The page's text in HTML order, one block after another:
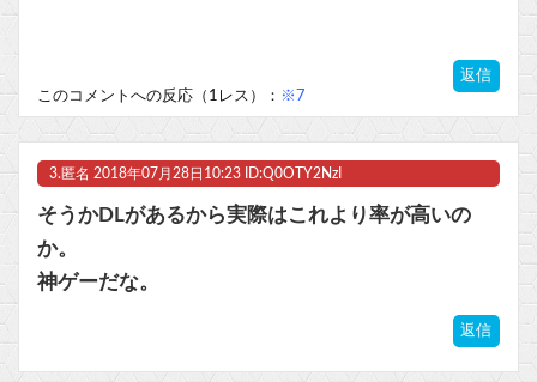
返信
このコメントへの反応（1レス）： ※7
3. 匿名 2018年07月28日10:23 ID:Q0OTY2NzI
そうかDLがあるから実際はこれより率が高いの
か。
神ゲーだな。
返信